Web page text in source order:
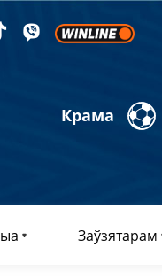
Крама
Заўзятарам